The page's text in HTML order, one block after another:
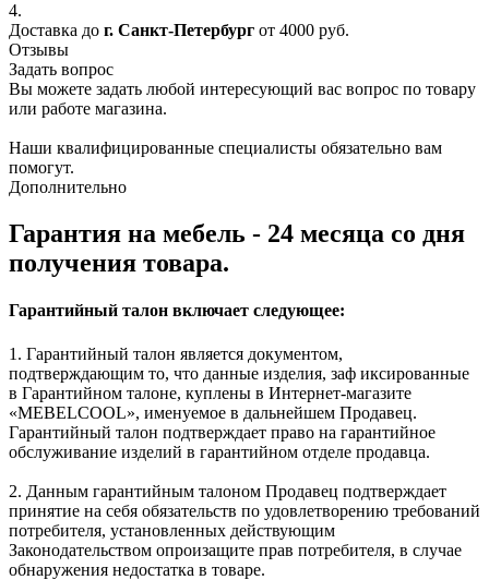
4.
Доставка до г. Санкт-Петербург от 4000 руб.
Отзывы
Задать вопрос
Вы можете задать любой интересующий вас вопрос по товару
или работе магазина.
Наши квалифицированные специалисты обязательно вам
помогут.
Дополнительно
Гарантия на мебель - 24 месяца со дня
получения товара.
Гарантийный талон включает следующее:
1. Гарантийный талон является документом,
подтверждающим то, что данные изделия, заф иксированные
в Гарантийном талоне, куплены в Интернет-магазите
«MEBELCOOL», именуемое в дальнейшем Продавец.
Гарантийный талон подтверждает право на гарантийное
обслуживание изделий в гарантийном отделе продавца.
2. Данным гарантийным талоном Продавец подтверждает
принятие на себя обязательств по удовлетворению требований
потребителя, установленных действующим
Законодательством опроизащите прав потребителя, в случае
обнаружения недостатка в товаре.